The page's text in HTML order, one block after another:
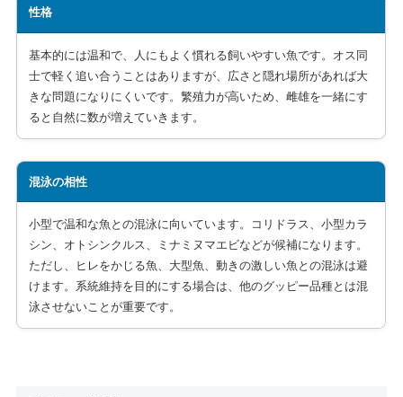
性格
基本的には温和で、人にもよく慣れる飼いやすい魚です。オス同
士で軽く追い合うことはありますが、広さと隠れ場所があれば大
きな問題になりにくいです。繁殖力が高いため、雌雄を一緒にす
ると自然に数が増えていきます。
混泳の相性
小型で温和な魚との混泳に向いています。コリドラス、小型カラ
シン、オトシンクルス、ミナミヌマエビなどが候補になります。
ただし、ヒレをかじる魚、大型魚、動きの激しい魚との混泳は避
けます。系統維持を目的にする場合は、他のグッピー品種とは混
泳させないことが重要です。